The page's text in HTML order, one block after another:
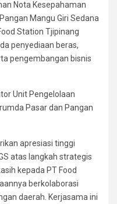
Nota Kesepahaman
Mangu Giri Sedana
Station Tjipinang
penyediaan beras,
pengembangan bisnis
Unit Pengelolaan
Pasar dan Pangan
apresiasi tinggi
atas langkah strategis
kepada PT Food
berkolaborasi
daerah. Kerjasama ini